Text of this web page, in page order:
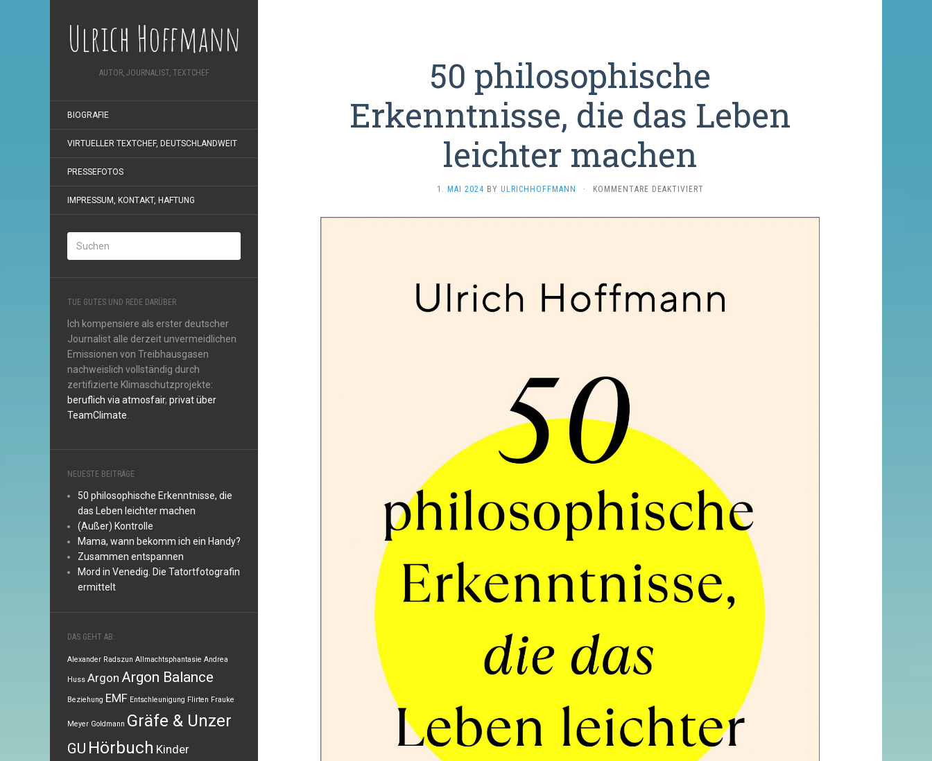
Ulrich Hoffmann
AUTOR, JOURNALIST, TEXTCHEF
BIOGRAFIE
VIRTUELLER TEXTCHEF, DEUTSCHLANDWEIT
PRESSEFOTOS
IMPRESSUM, KONTAKT, HAFTUNG
TUE GUTES UND REDE DARÜBER
Ich kompensiere als erster deutscher
Journalist alle derzeit unvermeidlichen
Emissionen von Treibhausgasen
nachweislich vollständig durch
zertifizierte Klimaschutzprojekte:
beruflich via atmosfair, privat über
TeamClimate
NEUESTE BEITRÄGE
50 philosophische Erkenntnisse, die
das Leben leichter machen
(Außer) Kontrolle
Mama, wann bekomm ich ein Handy?
Zusammen entspannen
Mord in Venedig. Die Tatortfotografin
ermittelt
DAS GEHT AB:
Alexander Radszun Allmachtsphantasie Andrea
Huss Argon Argon Balance
Beziehung EMF Entschleunigung Flirten Frauke
Meyer Goldmann Gräfe & Unzer
GU Hörbuch Kinder
50 philosophische
Erkenntnisse, die das Leben
leichter machen
1. MAI 2024 BY ULRICHHOFFMANN · KOMMENTARE DEAKTIVIERT
PHILOSOPHISCHE
MACHEN